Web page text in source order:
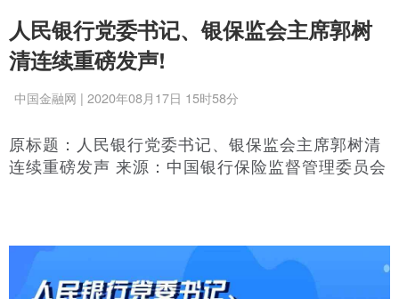
人民银行党委书记、银保监会主席郭树
清连续重磅发声!
中国金融网 | 2020年08月17日 15时58分
原标题：人民银行党委书记、银保监会主席郭树清
连续重磅发声 来源：中国银行保险监督管理委员会